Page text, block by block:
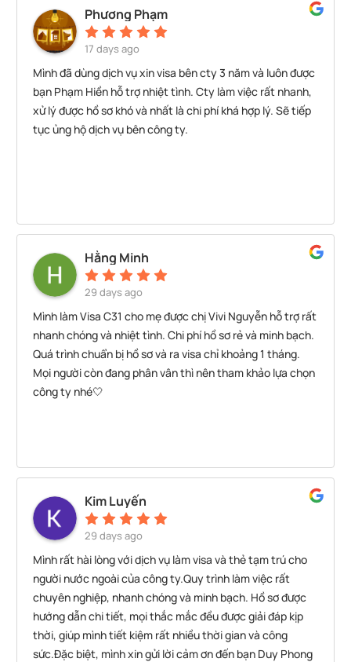
Phương Phạm
17 days ago
Mình đã dùng dịch vụ xin visa bên cty 3 năm và luôn được
bạn Phạm Hiền hỗ trợ nhiệt tình. Cty làm việc rất nhanh,
xử lý được hồ sơ khó và nhất là chi phí khá hợp lý. Sẽ tiếp
tục ủng hộ dịch vụ bên công ty.
Hằng Minh
29 days ago
Mình làm Visa C31 cho mẹ được chị Vivi Nguyễn hỗ trợ rất
nhanh chóng và nhiệt tình. Chi phí hồ sơ rẻ và minh bạch.
Quá trình chuẩn bị hồ sơ và ra visa chỉ khoảng 1 tháng.
Mọi người còn đang phân vân thì nên tham khảo lựa chọn
công ty nhé🤍
Kim Luyến
29 days ago
Mình rất hài lòng với dịch vụ làm visa và thẻ tạm trú cho
người nước ngoài của công ty.Quy trình làm việc rất
chuyên nghiệp, nhanh chóng và minh bạch. Hồ sơ được
hướng dẫn chi tiết, mọi thắc mắc đều được giải đáp kịp
thời, giúp mình tiết kiệm rất nhiều thời gian và công
sức.Đặc biệt, mình xin gửi lời cảm ơn đến bạn Duy Phong